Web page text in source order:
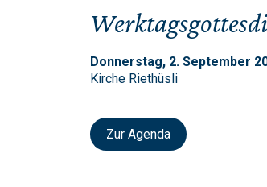
Donnerstag, 2. September
Kirche Riethüsli
Zur Agenda